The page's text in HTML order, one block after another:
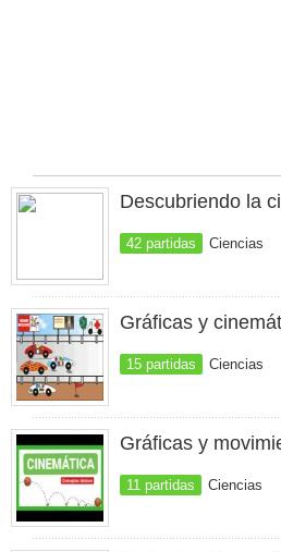
Descubriendo la
42 partidas Ciencias
Gráficas y
15 partidas Ciencias
Gráficas y
11 partidas Ciencias